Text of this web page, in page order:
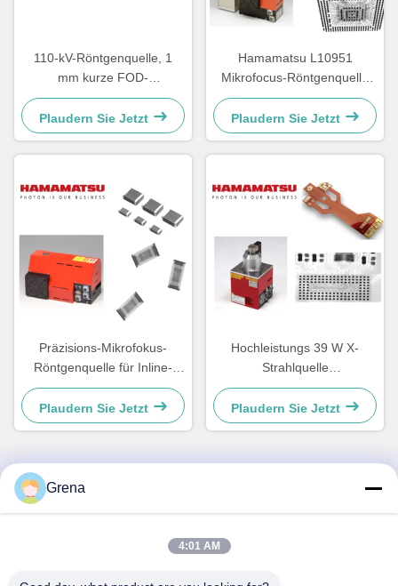
110-kV-Röntgenquelle, 1
mm kurze FOD-
Leiterplatteninspektion
Plaudern Sie Jetzt
Hamamatsu L10951
Mikrofocus-Röntgenquelle
50W Hohe Stabilität
Langlebig
Plaudern Sie Jetzt
Präzisions-Mikrofokus-
Röntgenquelle für Inline-
Röntgeninspektionsmaschinen
Plaudern Sie Jetzt
Hochleistungs 39 W X-
Strahlquelle
Präzisionstechnik
Hamamatsu L9181-05
Plaudern Sie Jetzt
Schnellkontakt
Grena
4:01 AM